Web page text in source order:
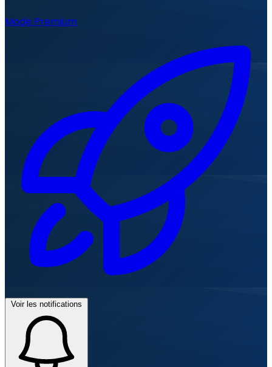
Mode Premium
Voir les notifications